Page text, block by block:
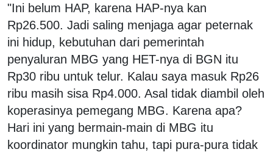
"Ini belum HAP, karena HAP-nya kan
Rp26.500. Jadi saling menjaga agar peternak
ini hidup, kebutuhan dari pemerintah
penyaluran MBG yang HET-nya di BGN itu
Rp30 ribu untuk telur. Kalau saya masuk Rp26
ribu masih sisa Rp4.000. Asal tidak diambil oleh
koperasinya pemegang MBG. Karena apa?
Hari ini yang bermain-main di MBG itu
koordinator mungkin tahu, tapi pura-pura tidak